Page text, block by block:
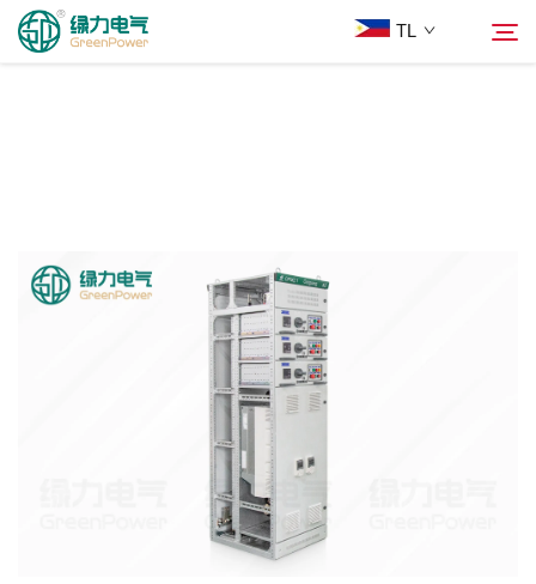
TL
Tungkol Sa Amin
Makipag-ugnayan sa Amin